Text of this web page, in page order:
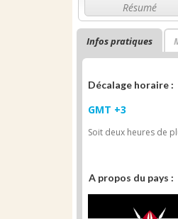
Résumé
Infos pratiques
Décalage horaire :
GMT +3
Soit deux heures de
A propos du pays :